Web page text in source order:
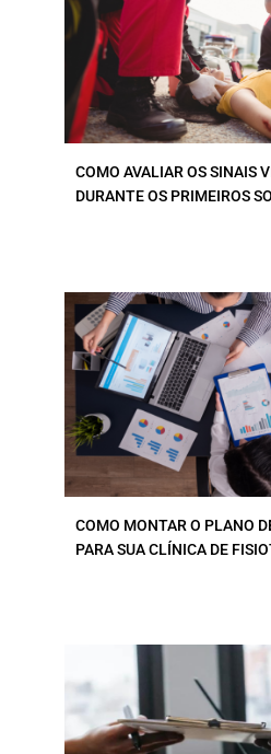
COMO AVALIAR OS SINAIS
DURANTE OS PRIMEIROS
COMO MONTAR O PLANO
PARA SUA CLÍNICA DE